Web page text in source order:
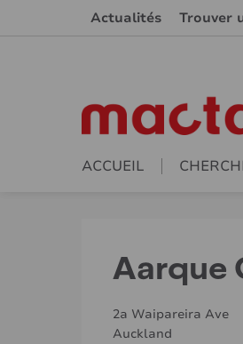
Actualités Trouver
ACCUEIL
Aarque
2a Waipareira Ave
Auckland